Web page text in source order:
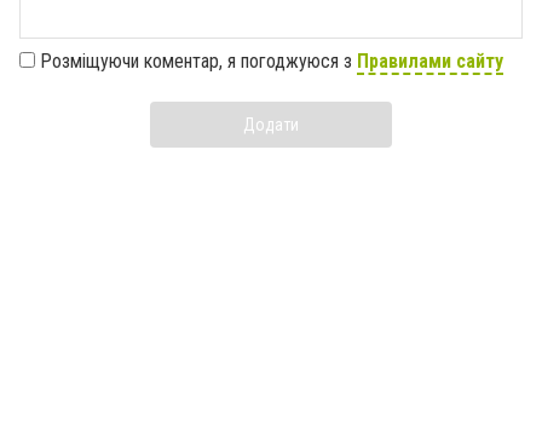
Розміщуючи коментар, я погоджуюся з Правилами сайту
Додати